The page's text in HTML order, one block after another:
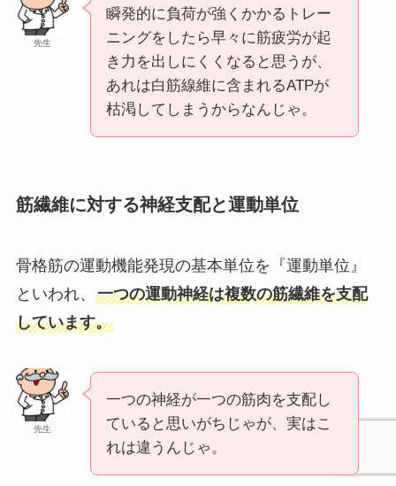
先生
瞬発的に負荷が強くかかるトレー
ニングをしたら早々に筋疲労が起
き力を出しにくくなると思うが、
あれは白筋線維に含まれるATPが
枯渇してしまうからなんじゃ。
筋繊維に対する神経支配と運動単位
骨格筋の運動機能発現の基本単位を『運動単位』
といわれ、 一つの運動神経は複数の筋繊維を支配
しています。
先生
一つの神経が一つの筋肉を支配し
ていると思いがちじゃが、実はこ
れは違うんじゃ。